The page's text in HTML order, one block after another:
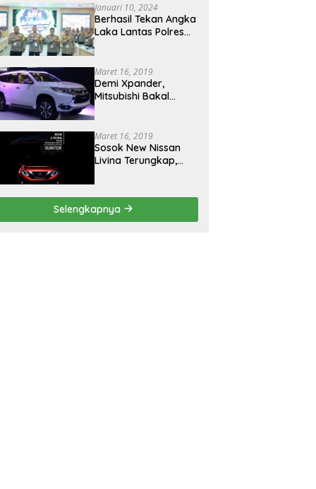
Januari 10, 2024
Berhasil Tekan Angka
Laka Lantas Polres
Kapolda Jatim
Maret 16, 2019
Demi Xpander,
Mitsubishi Bakal
Maret 16, 2019
Sosok New Nissan
Livina Terungkap,
Selengkapnya